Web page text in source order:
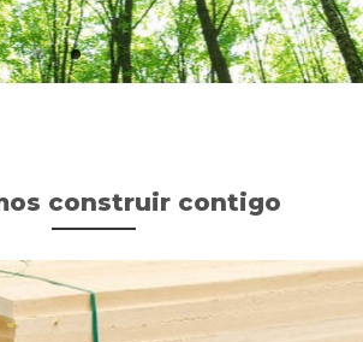
construir contigo